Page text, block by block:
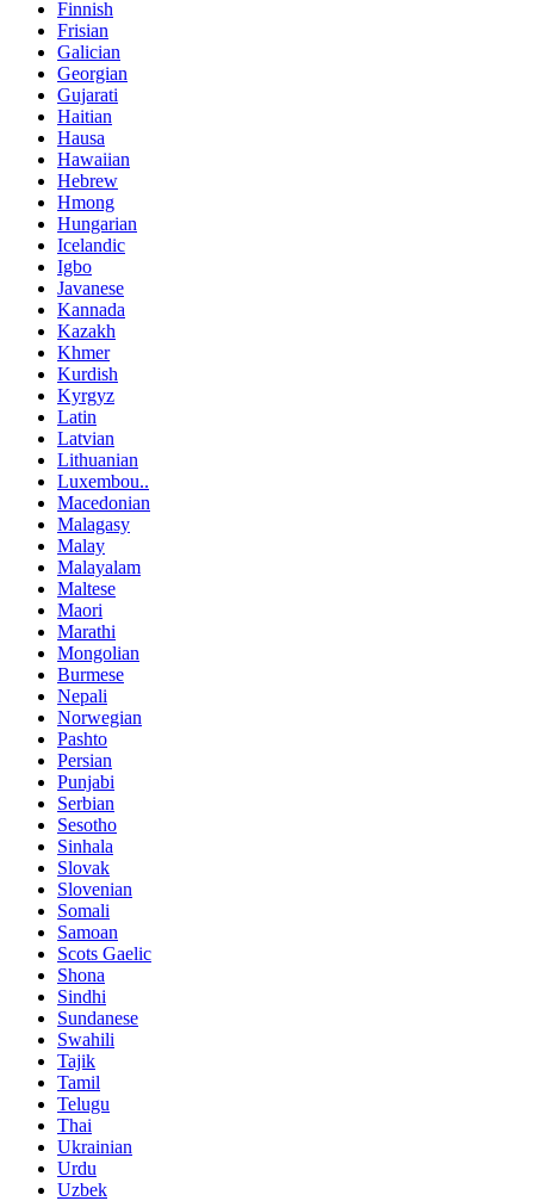
Finnish
Frisian
Galician
Georgian
Gujarati
Haitian
Hausa
Hawaiian
Hebrew
Hmong
Hungarian
Icelandic
Igbo
Javanese
Kannada
Kazakh
Khmer
Kurdish
Kyrgyz
Latin
Latvian
Lithuanian
Luxembou..
Macedonian
Malagasy
Malay
Malayalam
Maltese
Maori
Marathi
Mongolian
Burmese
Nepali
Norwegian
Pashto
Persian
Punjabi
Serbian
Sesotho
Sinhala
Slovak
Slovenian
Somali
Samoan
Scots Gaelic
Shona
Sindhi
Sundanese
Swahili
Tajik
Tamil
Telugu
Thai
Ukrainian
Urdu
Uzbek